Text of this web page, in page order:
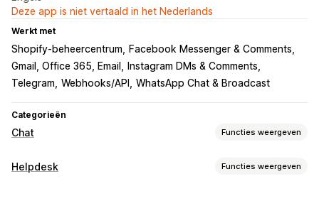
Deze app is niet vertaald in het Nederlands
Werkt met
Shopify-beheercentrum
Facebook Messenger & Comments
Gmail, Office 365, Email
Instagram DMs & Comments
Telegram Webhooks/API WhatsApp Chat & Broadcast
Categorieën
Chat Functies weergeven
Berichten versturen in real time
Helpdesk Functies weergeven